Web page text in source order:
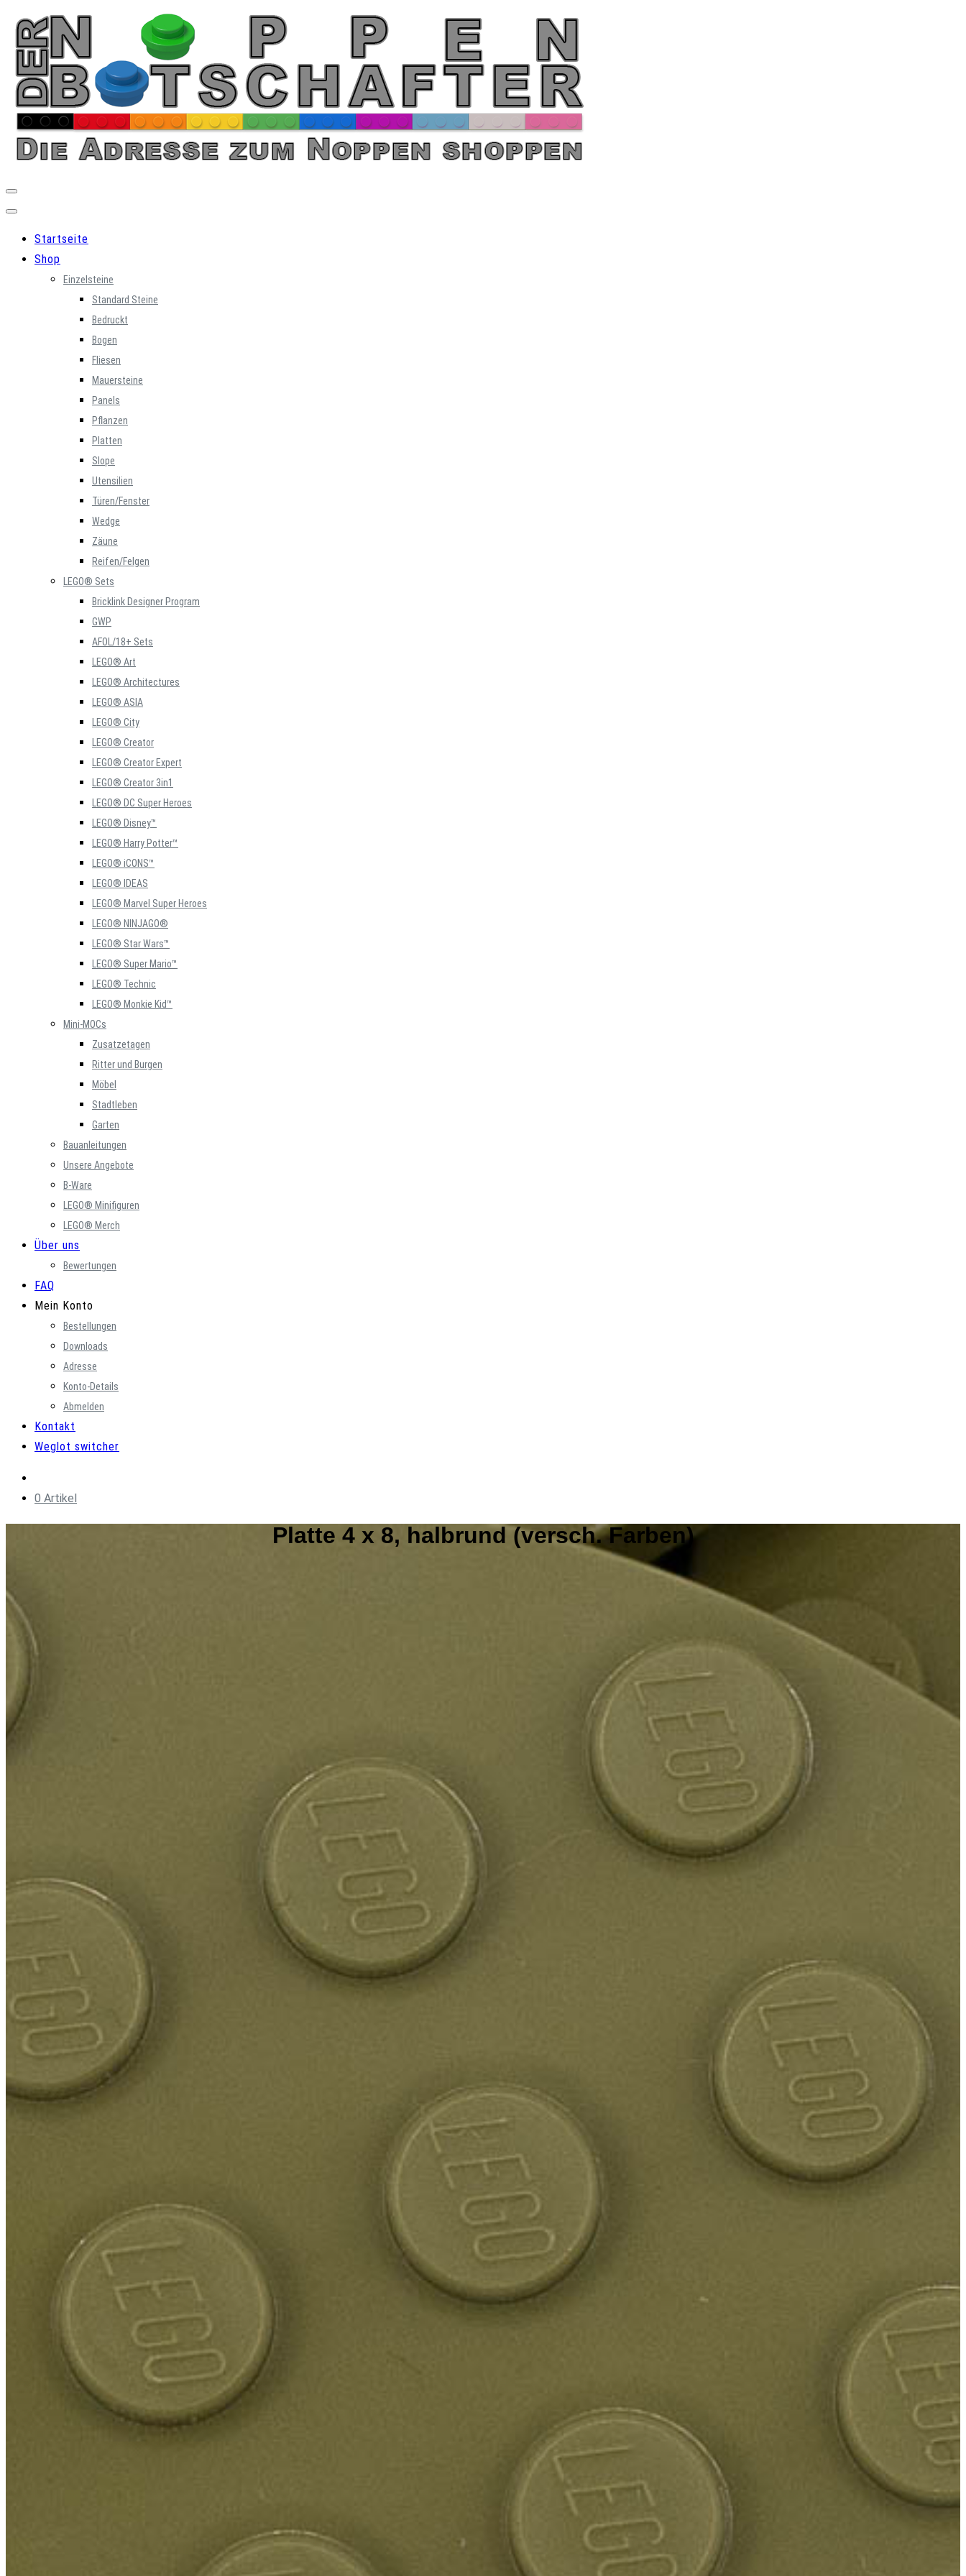
Skip
content
Startseite
Shop
Einzelsteine
Standard Steine
Bedruckt
Bogen
Fliesen
Mauersteine
Panels
Pflanzen
Platten
Slope
Utensilien
Türen/Fenster
Wedge
Zäune
Reifen/Felgen
LEGO® Sets
Bricklink Designer Program
GWP
AFOL/18+ Sets
LEGO® Art
LEGO® Architectures
LEGO® ASIA
LEGO® City
LEGO® Creator
LEGO® Creator Expert
LEGO® Creator 3in1
LEGO® DC Super Heroes
LEGO® Disney™
LEGO® Harry Potter™
LEGO® iCONS™
LEGO® IDEAS
LEGO® Marvel Super Heroes
LEGO® NINJAGO®
LEGO® Star Wars™
LEGO® Super Mario™
LEGO® Technic
LEGO® Monkie Kid™
Mini-MOCs
Zusatzetagen
Ritter und Burgen
Möbel
Stadtleben
Garten
Bauanleitungen
Unsere Angebote
B-Ware
LEGO® Minifiguren
LEGO® Merch
Über uns
Bewertungen
FAQ
Mein Konto
Bestellungen
Downloads
Adresse
Konto-Details
Abmelden
Kontakt
Weglot switcher
0 Artikel
Platte 4 x 8, halbrund (versch. Farben)